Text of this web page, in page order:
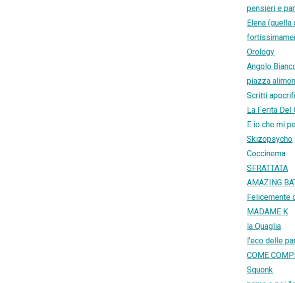
pensieri e
Elena (quella
Orology
Angolo
piazza
Scritti apocrifi
La Ferita Del
E io che mi
Skizopsycho
Coccinema
SFRATTATA
AMAZING
Felicemente
MADAME K
la Quaglia
l'eco delle
COME
Squonk